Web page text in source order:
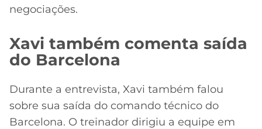
negociações.
Xavi também comenta saída
do Barcelona
Durante a entrevista, Xavi também falou
sobre sua saída do comando técnico do
Barcelona. O treinador dirigiu a equipe em